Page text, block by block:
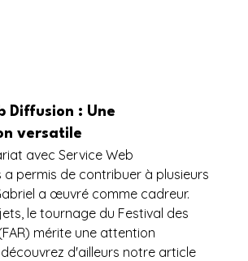
Diffusion : Une
versatile
avec Service Web
a permis de contribuer à plusieurs
a œuvré comme cadreur.
le tournage du Festival des
mérite une attention
d'ailleurs notre article